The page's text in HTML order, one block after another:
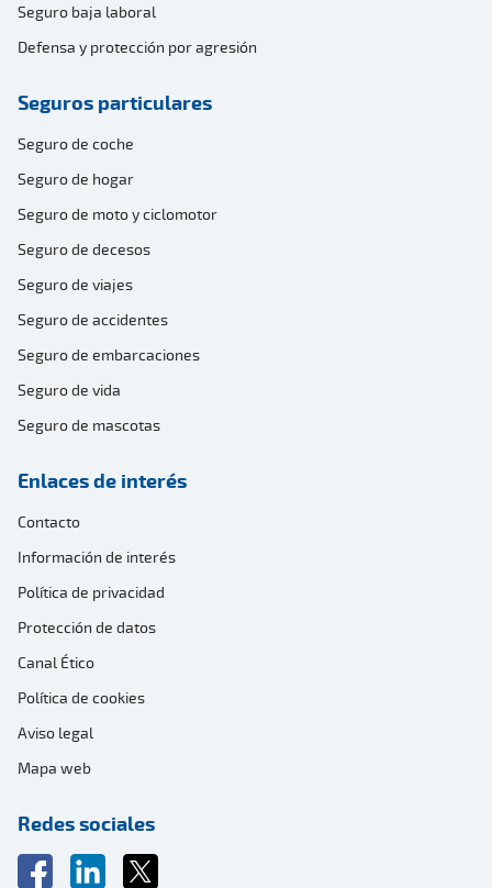
Seguro baja laboral
Defensa y protección por agresión
Seguros particulares
Seguro de coche
Seguro de hogar
Seguro de moto y ciclomotor
Seguro de decesos
Seguro de viajes
Seguro de accidentes
Seguro de embarcaciones
Seguro de vida
Seguro de mascotas
Enlaces de interés
Contacto
Información de interés
Política de privacidad
Protección de datos
Canal Ético
Política de cookies
Aviso legal
Mapa web
Redes sociales